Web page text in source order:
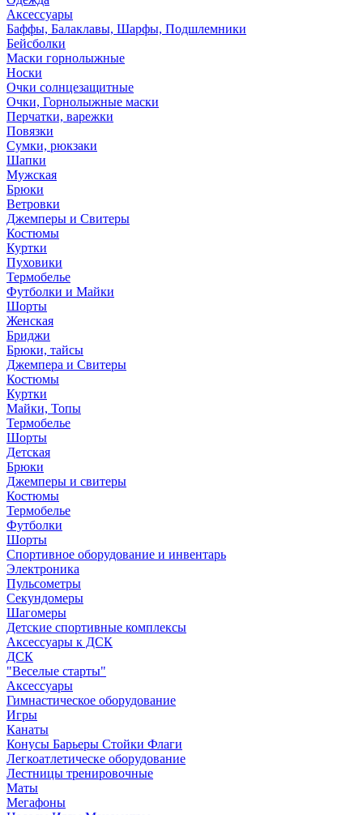
Аксессуары
Баффы, Балаклавы, Шарфы, Подшлемники
Бейсболки
Маски горнолыжные
Носки
Очки солнцезащитные
Очки, Горнолыжные маски
Перчатки, варежки
Повязки
Сумки, рюкзаки
Шапки
Мужская
Брюки
Ветровки
Джемперы и Свитеры
Костюмы
Куртки
Пуховики
Термобелье
Футболки и Майки
Шорты
Женская
Бриджи
Брюки, тайсы
Джемпера и Свитеры
Костюмы
Куртки
Майки, Топы
Термобелье
Шорты
Детская
Брюки
Джемперы и свитеры
Костюмы
Термобелье
Футболки
Шорты
Спортивное оборудование и инвентарь
Электроника
Пульсометры
Секундомеры
Шагомеры
Детские спортивные комплексы
Аксессуары к ДСК
ДСК
"Веселые старты"
Аксессуары
Гимнастическое оборудование
Игры
Канаты
Конусы Барьеры Стойки Флаги
Легкоатлетическе оборудование
Лестницы тренировочные
Маты
Мегафоны